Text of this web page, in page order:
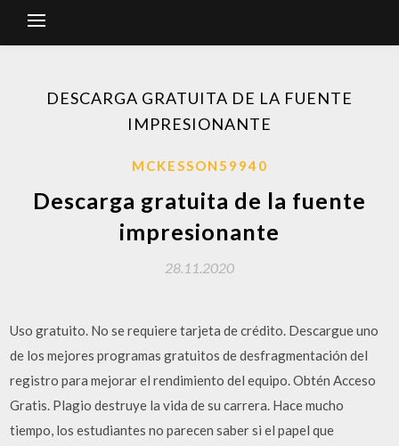
DESCARGA GRATUITA DE LA FUENTE
IMPRESIONANTE
MCKESSON59940
Descarga gratuita de la fuente
impresionante
28.11.2020
Uso gratuito. No se requiere tarjeta de crédito. Descargue uno
de los mejores programas gratuitos de desfragmentación del
registro para mejorar el rendimiento del equipo. Obtén Acceso
Gratis. Plagio destruye la vida de su carrera. Hace mucho
tiempo, los estudiantes no parecen saber si el papel que